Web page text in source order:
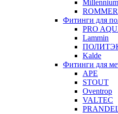
Millennium
ROMMER
Фитинги для
PRO
Lammin
Kalde
Фитинги для
APE
STOUT
Oventrop
VALTEC